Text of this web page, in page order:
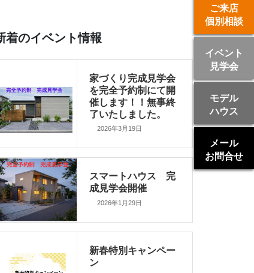
着のイベント情報
家づくり完成見学会
を完全予約制にて開
催します！！無事終
了いたしました。
2026年3月19日
スマートハウス 完
成見学会開催
2026年1月29日
新春特別キャンペー
ン
ご来店
個別相談
イベント
見学会
モデル
ハウス
メール
お問合せ